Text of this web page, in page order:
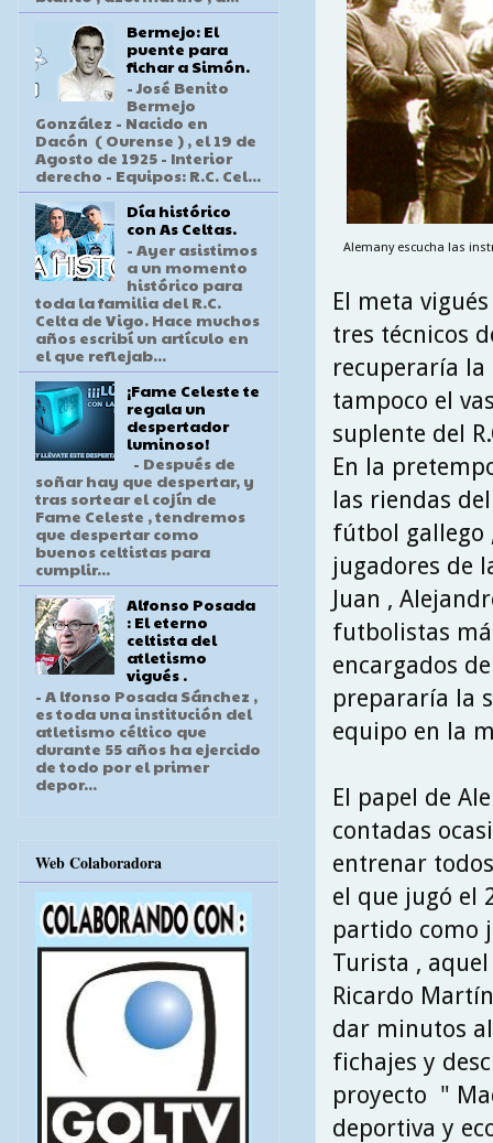
Alemany escucha las
El meta
tres técnicos
recuperaría la
tampoco el
suplente del
En la
las riendas
fútbol gallego
jugadores de
Juan ,
futbolistas
encargados
prepararía la
equipo en la
El papel de
contadas
entrenar
el que jugó el
partido como
Turista ,
Ricardo
dar minutos
fichajes y
proyecto "
deportiva y
Bermejo: El
puente para
fichar a Simón.
- José Benito
Bermejo
González - Nacido en
Dacón ( Ourense ) , el 19 de
Agosto de 1925 - Interior
derecho - Equipos: R.C. Cel...
Día histórico
con As Celtas.
- Ayer asistimos
a un momento
histórico para
toda la familia del R.C.
Celta de Vigo. Hace muchos
años escribí un artículo en
el que reflejab...
¡Fame Celeste te
regala un
despertador
luminoso!
- Después de
soñar hay que despertar, y
tras sortear el cojín de
Fame Celeste , tendremos
que despertar como
buenos celtistas para
cumplir...
Alfonso Posada
: El eterno
celtista del
atletismo
vigués .
- A lfonso Posada Sánchez ,
es toda una institución del
atletismo céltico que
durante 55 años ha ejercido
de todo por el primer
depor...
Web Colaboradora